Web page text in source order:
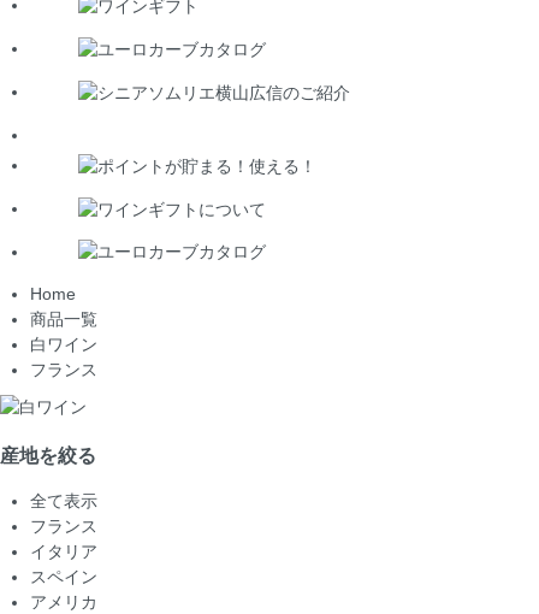
Home
商品一覧
白ワイン
フランス
産地を絞る
全て表示
フランス
イタリア
スペイン
アメリカ